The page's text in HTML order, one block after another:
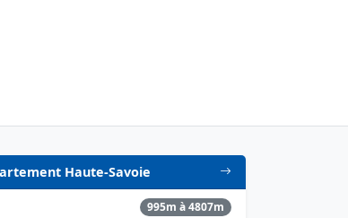
Haute-Savoie
995m à 4807m